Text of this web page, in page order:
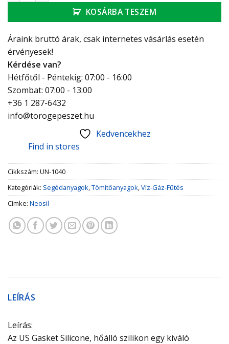
KOSÁRBA TESZEM
Áraink bruttó árak, csak internetes vásárlás esetén
érvényesek!
Kérdése van?
Hétfőtől - Péntekig: 07:00 - 16:00
Szombat: 07:00 - 13:00
+36 1 287-6432
info@torogepeszet.hu
Kedvencekhez
Find in stores
Cikkszám: UN-1040
Kategóriák: Segédanyagok,Tömítőanyagok,Víz-Gáz-Fűtés
Címke: Neosil
LEÍRÁS
Leírás:
Az US Gasket Silicone, hőálló szilikon egy kiváló